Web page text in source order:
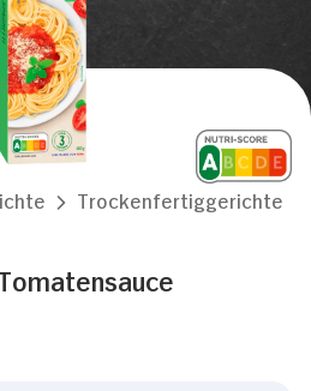
Trockenfertiggerichte